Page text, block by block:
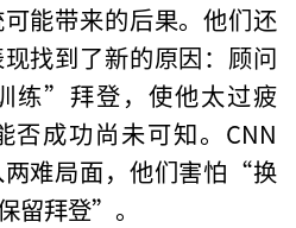
能带来的后果。他们还
找到了新的原因：顾问
练”拜登，使他太过疲
否成功尚未可知。CNN
难局面，他们害怕“换
留拜登”。